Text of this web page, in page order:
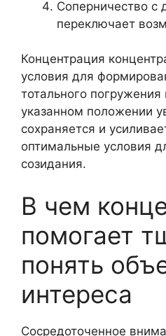
Соперничество с
переключает
Концентрация
условия для
тотального погружения
указанном положении
сохраняется и
оптимальные условия
созидания.
В чем
помогает
понять
интереса
Сосредоточенное